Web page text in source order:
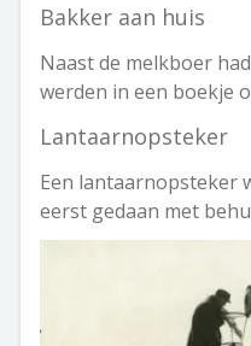
Bakker aan huis
Naast de melkboer
werden in een boekje
Lantaarnopsteker
Een lantaarnopsteker
eerst gedaan met